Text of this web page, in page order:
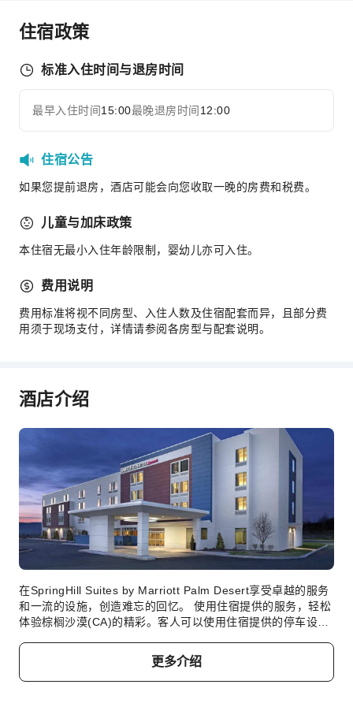
传真/复印
高尔夫球场
交通服务
租车服务
干洗服务
熨衣服务
洗衣服务
公共区域设施
电梯
共用厨房
礼品店
停车场
代客泊车
上网服务
公共休息室/电视室
行李寄存
前台贵重物品保险柜
展开全部
住宿政策
标准入住时间与退房时间
最早入住时间15:00最晚退房时间 12:00
住宿公告
如果您提前退房，酒店可能会向您收取一晚的房费和税费。
儿童与加床政策
本住宿无最小入住年龄限制，婴幼儿亦可入住。
费用说明
费用标准将视不同房型、入住人数及住宿配套而异，且部分费
用须于现场支付，详情请参阅各房型与配套说明。
酒店介绍
在SpringHill Suites by Marriott Palm Desert享受卓越的服务
和一流的设施，创造难忘的回忆。 使用住宿提供的服务，轻松
体验棕榈沙漠(CA)的精彩。客人可以使用住宿提供的停车设
提供洗衣服务，无论是长期住宿还是需要换洗干净的衣服，都
可确保您珍爱的旅行服装干净可穿。 客房设施包括客房送餐服
务，让您放松身心，充分享受您的旅行。 住宿配备了各种便利
更多介绍